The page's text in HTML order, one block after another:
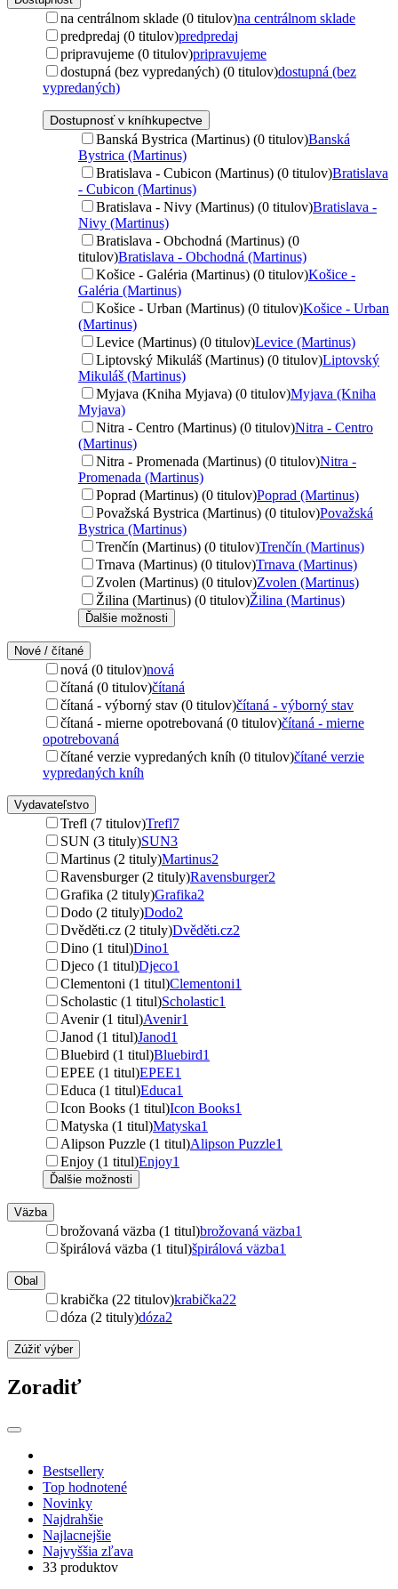
na centrálnom sklade (0 titulov)na centrálnom sklade
predpredaj (0 titulov)predpredaj
pripravujeme (0 titulov)pripravujeme
dostupná (bez vypredaných) (0 titulov)dostupná (bez
vypredaných)
Dostupnosť v kníhkupectve
Banská Bystrica (Martinus) (0 titulov)Banská
Bystrica (Martinus)
Bratislava - Cubicon (Martinus) (0 titulov)Bratislava
- Cubicon (Martinus)
Bratislava - Nivy (Martinus) (0 titulov)Bratislava -
Nivy (Martinus)
Bratislava - Obchodná (Martinus) (0
titulov)Bratislava - Obchodná (Martinus)
Košice - Galéria (Martinus) (0 titulov)Košice -
Galéria (Martinus)
Košice - Urban (Martinus) (0 titulov)Košice - Urban
(Martinus)
Levice (Martinus) (0 titulov)Levice (Martinus)
Liptovský Mikuláš (Martinus) (0 titulov)Liptovský
Mikuláš (Martinus)
Myjava (Kniha Myjava) (0 titulov)Myjava (Kniha
Myjava)
Nitra - Centro (Martinus) (0 titulov)Nitra - Centro
(Martinus)
Nitra - Promenada (Martinus) (0 titulov)Nitra -
Promenada (Martinus)
Poprad (Martinus) (0 titulov)Poprad (Martinus)
Považská Bystrica (Martinus) (0 titulov)Považská
Bystrica (Martinus)
Trenčín (Martinus) (0 titulov)Trenčín (Martinus)
Trnava (Martinus) (0 titulov)Trnava (Martinus)
Zvolen (Martinus) (0 titulov)Zvolen (Martinus)
Žilina (Martinus) (0 titulov)Žilina (Martinus)
Ďalšie možnosti
Nové / čítané
nová (0 titulov)nová
čítaná (0 titulov)čítaná
čítaná - výborný stav (0 titulov)čítaná - výborný stav
čítaná - mierne opotrebovaná (0 titulov)čítaná - mierne
opotrebovaná
čítané verzie vypredaných kníh (0 titulov)čítané verzie
vypredaných kníh
Vydavateľstvo
Trefl (7 titulov)Trefl7
SUN (3 tituly)SUN3
Martinus (2 tituly)Martinus2
Ravensburger (2 tituly)Ravensburger2
Grafika (2 tituly)Grafika2
Dodo (2 tituly)Dodo2
Dvěděti.cz (2 tituly)Dvěděti.cz2
Dino (1 titul)Dino1
Djeco (1 titul)Djeco1
Clementoni (1 titul)Clementoni1
Scholastic (1 titul)Scholastic1
Avenir (1 titul)Avenir1
Janod (1 titul)Janod1
Bluebird (1 titul)Bluebird1
EPEE (1 titul)EPEE1
Educa (1 titul)Educa1
Icon Books (1 titul)Icon Books1
Matyska (1 titul)Matyska1
Alipson Puzzle (1 titul)Alipson Puzzle1
Enjoy (1 titul)Enjoy1
Ďalšie možnosti
Väzba
brožovaná väzba (1 titul)brožovaná väzba1
špirálová väzba (1 titul)špirálová väzba1
Obal
krabička (22 titulov)krabička22
dóza (2 tituly)dóza2
Zúžiť výber
Zoradiť
Bestsellery
Top hodnotené
Novinky
Najdrahšie
Najlacnejšie
Najvyššia zľava
33 produktov